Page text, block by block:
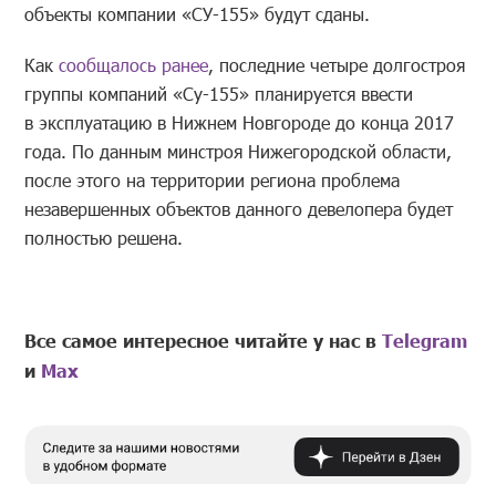
объекты компании «СУ-155» будут сданы.
Каксообщалось ранее, последние четыре долгостроя
группы компаний «Су-155» планируется ввести
в эксплуатацию в Нижнем Новгороде до конца 2017
года. По данным минстроя Нижегородской области,
после этого на территории региона проблема
незавершенных объектов данного девелопера будет
полностью решена.
Все самое интересное читайте у нас вTelegram
и Mах